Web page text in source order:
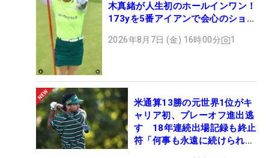
木真緒が人生初のホールインワン！
173yを5番アイアンで会心のショッ
2026年8月7日 (金) 16時00分 1
米通算13勝の元世界1位がキ
ャリア初、プレーオフ進出逃
す 18年連続出場記録も終止
符「何事も永遠に続けられな